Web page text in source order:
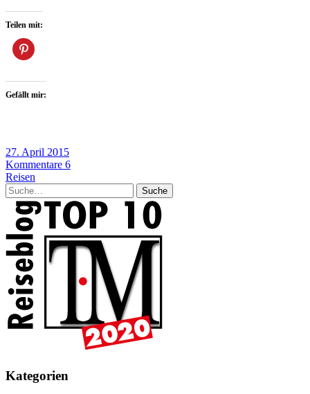
Teilen mit:
Gefällt mir:
27. April 2015
Kommentare 6
Reisen
Suche
Kategorien